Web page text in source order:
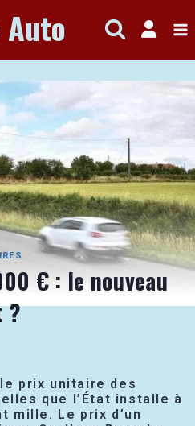
€ : le nouveau
?
prix unitaire des
que l’État installe à
mille. Le prix d’un